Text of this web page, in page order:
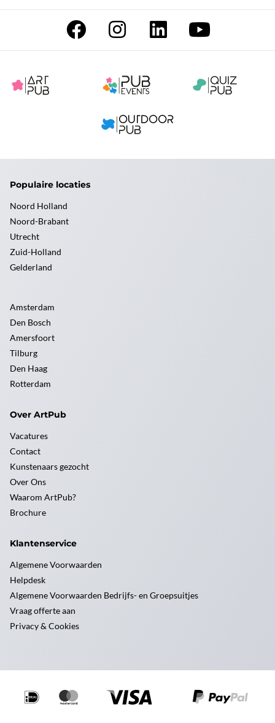
Populaire locaties
Noord Holland
Noord-Brabant
Utrecht
Zuid-Holland
Gelderland
Amsterdam
Den Bosch
Amersfoort
Tilburg
Den Haag
Rotterdam
Over ArtPub
Vacatures
Contact
Kunstenaars gezocht
Over Ons
Waarom ArtPub?
Brochure
Klantenservice
Algemene Voorwaarden
Helpdesk
Algemene Voorwaarden Bedrijfs- en Groepsuitjes
Vraag offerte aan
Privacy & Cookies